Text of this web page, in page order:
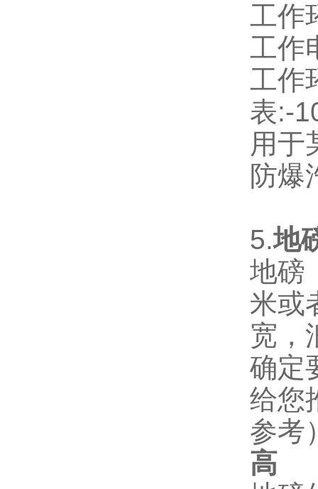
工作
工作
工作
表:-
用于
防爆
5.地
地磅
米或
宽，
确定
给您
参考
高